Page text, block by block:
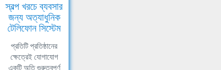
স্বল্প খরচে ব্যবসার
জন্য অত্যাধুনিক
টেলিফোন সিস্টেম
প্রতিটি প্রতিষ্ঠানের
ক্ষেত্রেই যোগাযোগ
একটি অতি গুরুত্বপূর্ণ